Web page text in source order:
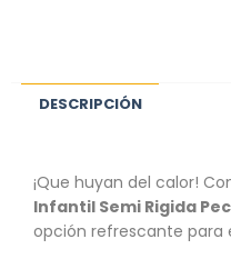
DESCRIPCIÓN
¡Que huyan del calor!
Infantil Semi Rigida
opción refrescante para